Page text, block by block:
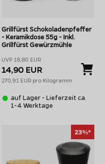
Grillfürst Schokoladenpfeffer
- Keramikdose 55g - Inkl.
Grillfürst Gewürzmühle
UVP 18,80 EUR
14,90 EUR
270,91 EUR pro Kilogramm
auf Lager - Lieferzeit ca.
1-4 Werktage
23%*